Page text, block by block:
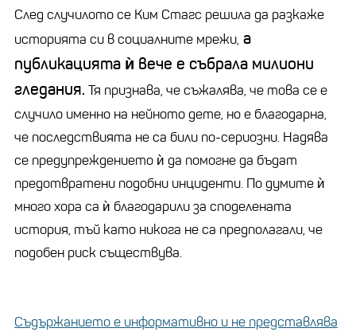
След случилото се Ким Стагс решила да разкаже
историята си в социалните мрежи, а
публикацията ѝ вече е събрала милиони
гледания. Тя признава, че съжалява, че това се е
случило именно на нейното дете, но е благодарна,
че последствията не са били по-сериозни. Надява
се предупреждението ѝ да помогне да бъдат
предотвратени подобни инциденти. По думите ѝ
много хора са ѝ благодарили за споделената
история, тъй като никога не са предполагали, че
подобен риск съществува.
Съдържанието е информативно и не представлява